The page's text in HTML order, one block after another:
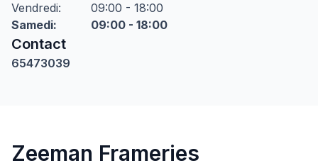
Vendredi:
09:00 - 18:00
Samedi: 09:00 - 18:00
Contact
65473039
Zeeman Frameries